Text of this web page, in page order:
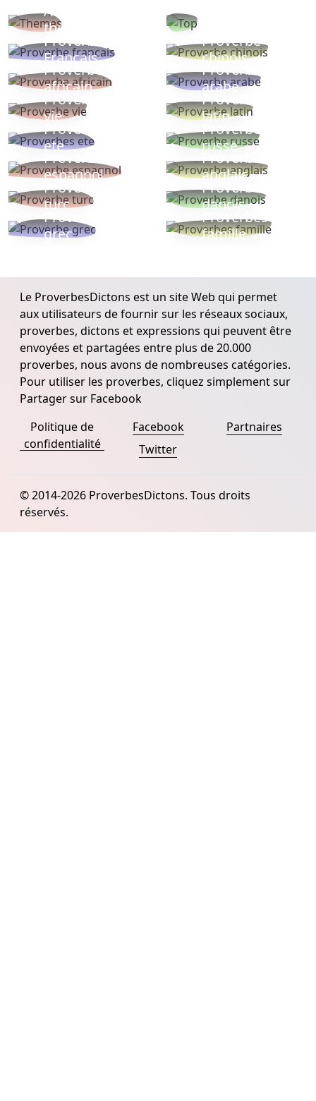
Autres
thèmes
Proverbe
Français
Proverbe
chinois
Proverbe
africain
Proverbe
arabe
Proverbe
vie
Proverbe
latin
Proverbes
ete
Proverbe
russe
Proverbe
espagnol
Proverbe
anglais
Proverbe
turc
Proverbe
danois
Proverbe
grec
Proverbes
famille
Le ProverbesDictons est un site Web qui permet
aux utilisateurs de fournir sur les réseaux sociaux,
proverbes, dictons et expressions qui peuvent être
envoyées et partagées entre plus de 20.000
proverbes, nous avons de nombreuses catégories.
Pour utiliser les proverbes, cliquez simplement sur
Partager sur Facebook
Politique de
confidentialité
Facebook
Twitter
Partnaires
© 2014-2026 ProverbesDictons. Tous droits
réservés.